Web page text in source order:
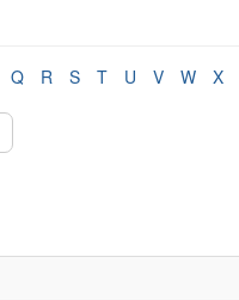
Q R S T U V W X